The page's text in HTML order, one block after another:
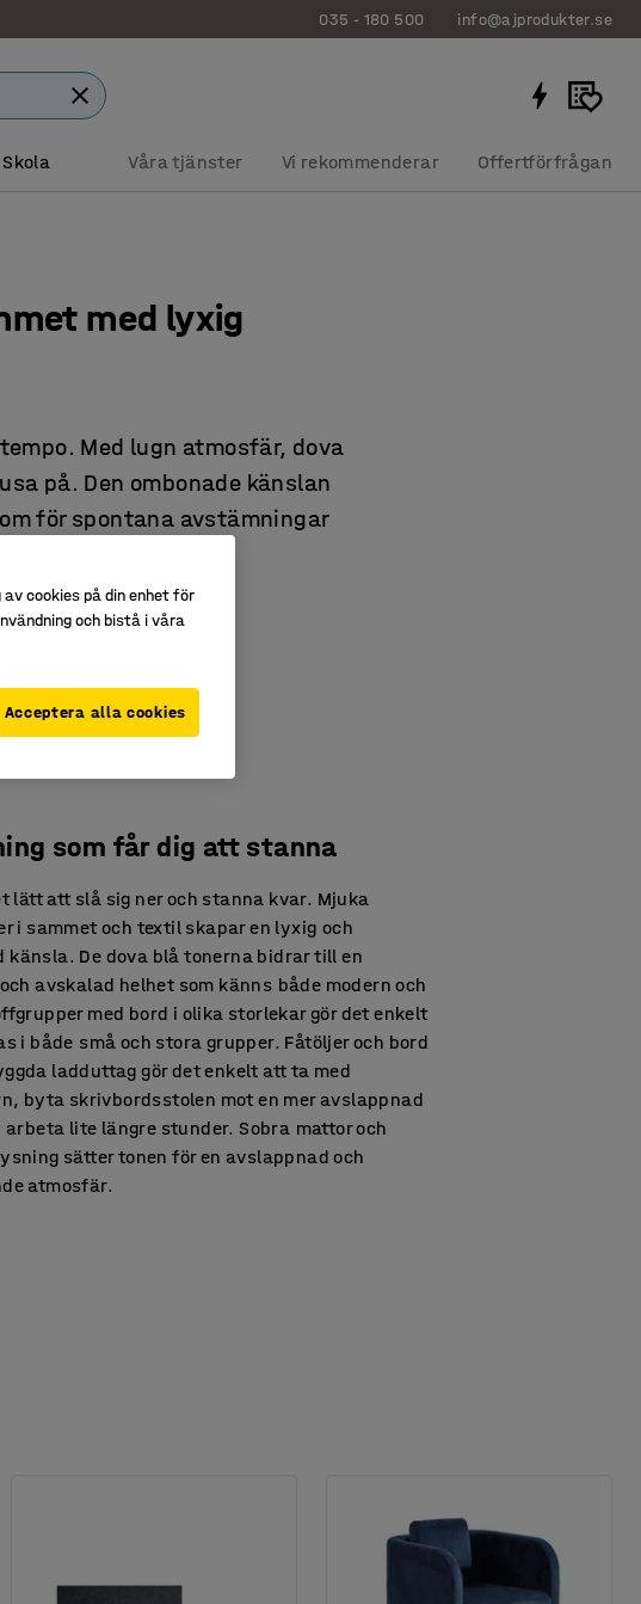
035 - 180 500 info@ajprodukter.se
Skola Våra tjänster Vi rekommenderar Offertförfrågan
med lyxig
Med lugn atmosfär, dova
på. Den ombonade känslan
för spontana avstämningar
som får dig att stanna
lätt att slå sig ner och stanna kvar. Mjuka
i sammet och textil skapar en lyxig och
känsla. De dova blå tonerna bidrar till en
avskalad helhet som känns både modern och
med bord i olika storlekar gör det enkelt
i både små och stora grupper. Fåtöljer och bord
ladduttag gör det enkelt att ta med
byta skrivbordsstolen mot en mer avslappnad
arbeta lite längre stunder. Sobra mattor och
sätter tonen för en avslappnad och
atmosfär.
cookies på din enhet för
och bistå i våra
Acceptera alla cookies